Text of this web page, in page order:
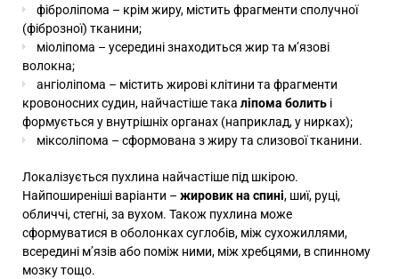
фіброліпома – крім жиру, містить фрагменти сполучної
(фіброзної) тканини;
міоліпома – усередині знаходиться жир та м’язові
волокна;
ангіоліпома – містить жирові клітини та фрагменти
кровоносних судин, найчастіше така ліпома болить і
формується у внутрішніх органах (наприклад, у нирках);
міксоліпома – сформована з жиру та слизової тканини.
Локалізується пухлина найчастіше під шкірою.
Найпоширеніші варіанти – жировик на спині, шиї, руці,
обличчі, стегні, за вухом. Також пухлина може
сформуватися в оболонках суглобів, між сухожиллями,
всередині м’язів або поміж ними, між хребцями, в спинному
мозку тощо.